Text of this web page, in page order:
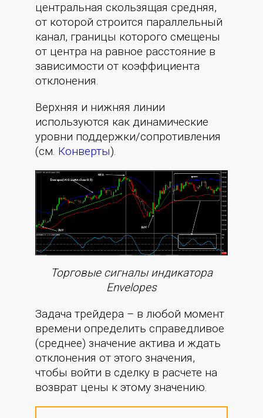
центральная скользящая средняя,
от которой строится параллельный
канал, границы которого смещены
от центра на равное расстояние в
зависимости от коэффициента
отклонения.
Верхняя и нижняя линии
используются как динамические
уровни поддержки/сопротивления
(см. Конверты).
Торговые сигналы индикатора
Envelopes
Задача трейдера – в любой момент
времени определить справедливое
(среднее) значение актива и ждать
отклонения от этого значения,
чтобы войти в сделку в расчете на
возврат цены к этому значению.